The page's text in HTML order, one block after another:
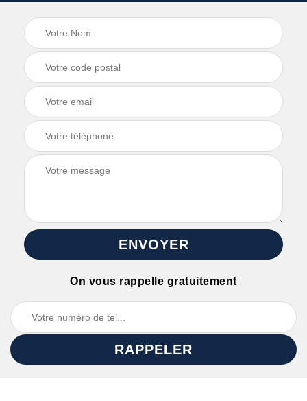
On vous rappelle gratuitement